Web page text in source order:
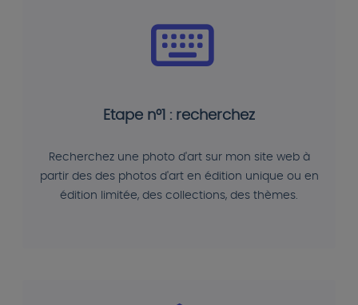
Etape n°1 : recherchez
Recherchez une photo d'art sur mon site web à
partir des des photos d'art en édition unique ou en
édition limitée, des collections, des thèmes.